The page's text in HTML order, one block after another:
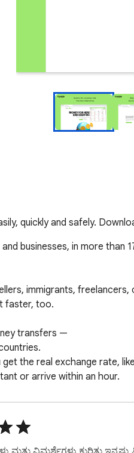
quickly and safely.
businesses, in more
immigrants,
faster, too.
transfers —
the real exchange rate,
or arrive within an hour.
track or convert money in